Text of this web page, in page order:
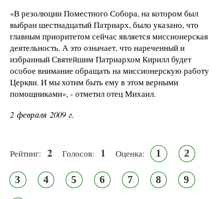
«В резолюции Поместного Собора, на котором был
выбран шестнадцатый Патриарх, было указано, что
главным приоритетом сейчас является миссионерская
деятельность. А это означает, что нареченный и
избранный Святейшим Патриархом Кирилл будет
особое внимание обращать на миссионерскую работу
Церкви. И мы хотим быть ему в этом верными
помощниками», - отметил отец Михаил.
2 февраля 2009 г.
Рейтинг: 2 Голосов: 1 Оценка: 1 2
3 4 5 6 7 8 9